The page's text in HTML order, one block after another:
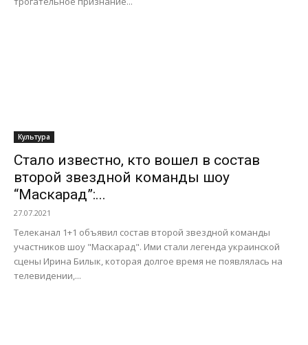
Культура
Стало известно, кто вошел в состав
второй звездной команды шоу
“Маскарад”:...
27.07.2021
Телеканал 1+1 объявил состав второй звездной команды
участников шоу "Маскарад". Ими стали легенда украинской
сцены Ирина Билык, которая долгое время не появлялась на
телевидении,...